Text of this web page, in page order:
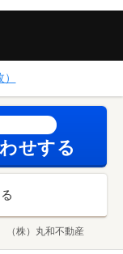
せする
（株）丸和不動産